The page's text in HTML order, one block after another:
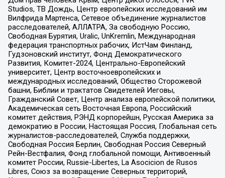
Studios, ТВ Дождь, Центр европейских исследований им
Вилфрида Мартенса, Сетевое объединение журналистов
расследователей, АЛЛАТРА, За свободную Россию,
Свободная Бурятия, Uralic, UnKremlin, Международная
федерация транспортных рабочих, ИстЧам Финланд,
Гудзоновский институт, Фонд Демократического
Развития, Комитет-2024, Центрально-Европейский
университет, Центр восточноевропейских и
международных исследований, Общество Сторожевой
башни, Библии и трактатов Свидетелей Иеговы,
Гражданский Совет, Центр анализа европейской политики,
Академическая сеть Восточная Европа, Российский
комитет действия, РЭНД корпорейшн, Русская Америка за
демократию в России, Настоящая Россия, Глобальная сеть
журналистов-расследователей, Служба поддержки,
Свободная Россия Берлин, Свободная Россия Северный
Рейн-Вестфалия, Фонд глобальной помощи, Антивоенный
комитет России, Russie-Libertes, La Asocicion de Rusos
Libres, Союз за возвращение Северных территорий,